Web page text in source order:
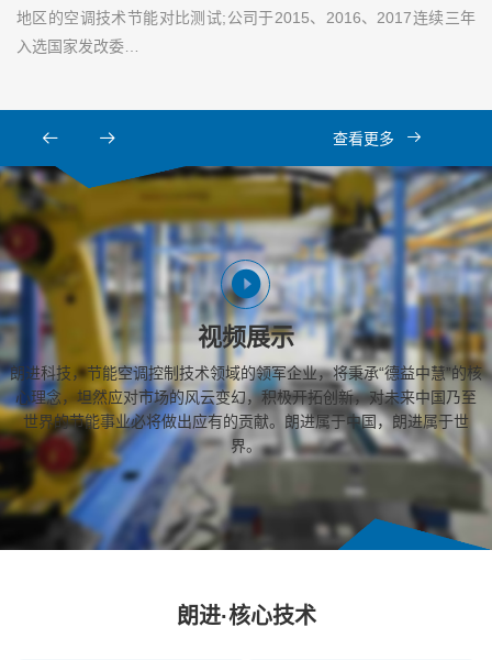
地区的空调技术节能对比测试;公司于2015、2016、2017连续三年
入选国家发改委…
查看更多
视频展示
朗进科技，节能空调控制技术领域的领军企业，将秉承“德益中慧”的核
心理念，坦然应对市场的风云变幻，积极开拓创新，对未来中国乃至
世界的节能事业必将做出应有的贡献。朗进属于中国，朗进属于世
界。
朗进·核心技术